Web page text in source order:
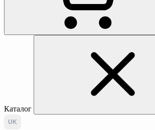
Каталог
UK